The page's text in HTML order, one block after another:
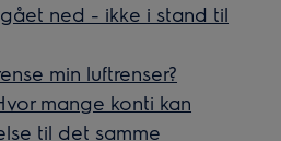
ned - ikke i stand til
min luftrenser?
mange konti kan
til det samme